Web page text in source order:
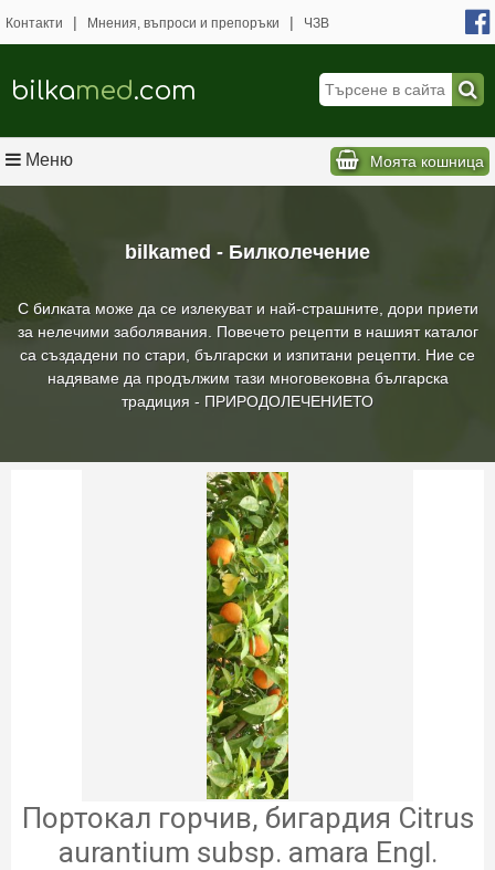
bilkamed - Билколечение
С билката може да се излекуват и най-страшните, дори приети
за нелечими заболявания. Повечето рецепти в нашият каталог
са създадени по стари, български и изпитани рецепти. Ние се
надяваме да продължим тази многовековна българска
традиция - ПРИРОДОЛЕЧЕНИЕТО
Контакти | Мнения, въпроси и препоръки | ЧЗВ
bilkamed.com
Меню Моята кошница
Портокал горчив, бигардия Citrus
aurantium subsp. amara Engl.